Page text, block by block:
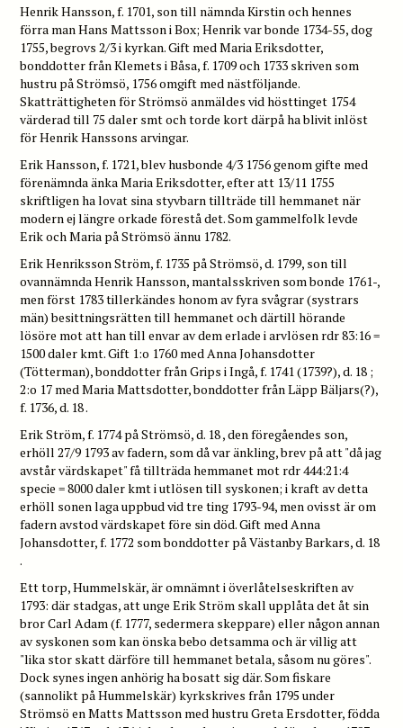
Henrik Hansson, f. 1701, son till nämnda Kirstin och hennes
förra man Hans Mattsson i Box; Henrik var bonde 1734-55, dog
1755, begrovs 2/3 i kyrkan. Gift med Maria Eriksdotter,
bonddotter från Klemets i Båsa, f. 1709 och 1733 skriven som
hustru på Strömsö, 1756 omgift med nästföljande.
Skatträttigheten för Strömsö anmäldes vid hösttinget 1754
värderad till 75 daler smt och torde kort därpå ha blivit inlöst
för Henrik Hanssons arvingar.
Erik Hansson, f. 1721, blev husbonde 4/3 1756 genom gifte med
förenämnda änka Maria Eriksdotter, efter att 13/11 1755
skriftligen ha lovat sina styvbarn tillträde till hemmanet när
modern ej längre orkade förestå det. Som gammelfolk levde
Erik och Maria på Strömsö ännu 1782.
Erik Henriksson Ström, f. 1735 på Strömsö, d. 1799, son till
ovannämnda Henrik Hansson, mantalsskriven som bonde 1761-,
men först 1783 tillerkändes honom av fyra svågrar (systrars
män) besittningsrätten till hemmanet och därtill hörande
lösöre mot att han till envar av dem erlade i arvlösen rdr 83:16 =
1500 daler kmt. Gift 1:o 1760 med Anna Johansdotter
(Tötterman), bonddotter från Grips i Ingå, f. 1741 (1739?), d. 18 ;
2:o 17 med Maria Mattsdotter, bonddotter från Läpp Bäljars(?),
f. 1736, d. 18 .
Erik Ström, f. 1774 på Strömsö, d. 18 , den föregåendes son,
erhöll 27/9 1793 av fadern, som då var änkling, brev på att "då jag
avstår värdskapet" få tillträda hemmanet mot rdr 444:21:4
specie = 8000 daler kmt i utlösen till syskonen; i kraft av detta
erhöll sonen laga uppbud vid tre ting 1793-94, men ovisst är om
fadern avstod värdskapet före sin död. Gift med Anna
Johansdotter, f. 1772 som bonddotter på Västanby Barkars, d. 18
.
Ett torp, Hummelskär, är omnämnt i överlåtelseskriften av
1793: där stadgas, att unge Erik Ström skall upplåta det åt sin
bror Carl Adam (f. 1777, sedermera skeppare) eller någon annan
av syskonen som kan önska bebo detsamma och är villig att
"lika stor skatt därföre till hemmanet betala, såsom nu göres".
Dock synes ingen anhörig ha bosatt sig där. Som fiskare
(sannolikt på Hummelskär) kyrkskrives från 1795 under
Strömsö en Matts Mattsson med hustru Greta Ersdotter, födda